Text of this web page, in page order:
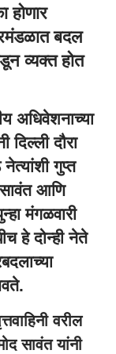
होणार
बदल
व्यक्त होत
अधिवेशनाच्या
दिल्ली दौरा
गुप्त
आणि
मंगळवारी
हे दोन्ही नेते
वरील
सावंत यांनी